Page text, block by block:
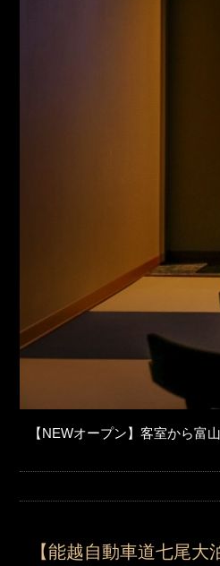
【NEWオープン】客室から富
【能越自動車道七尾大